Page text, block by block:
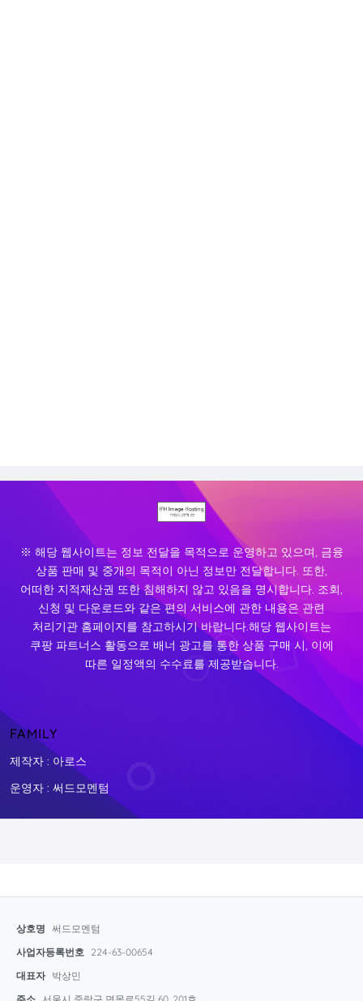
※ 해당 웹사이트는 정보 전달을 목적으로 운영하고 있으며, 금융
상품 판매 및 중개의 목적이 아닌 정보만 전달합니다. 또한,
어떠한 지적재산권 또한 침해하지 않고 있음을 명시합니다. 조회,
신청 및 다운로드와 같은 편의 서비스에 관한 내용은 관련
처리기관 홈페이지를 참고하시기 바랍니다.해당 웹사이트는
쿠팡 파트너스 활동으로 배너 광고를 통한 상품 구매 시, 이에
따른 일정액의 수수료를 제공받습니다.
FAMILY
제작자 : 아로스
운영자 : 써드모멘텀
상호명 써드모멘텀
사업자등록번호
224-63-00654
대표자 박상민